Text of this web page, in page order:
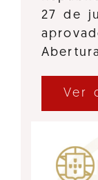
27 de
Ver